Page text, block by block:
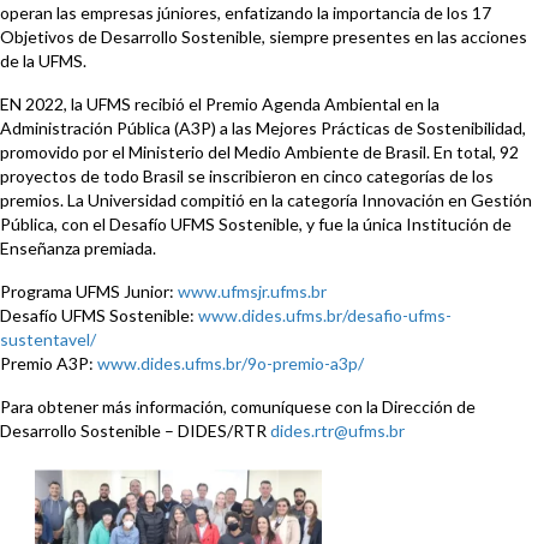
operan las empresas júniores, enfatizando la importancia de los 17
Objetivos de Desarrollo Sostenible, siempre presentes en las acciones
de la UFMS.
EN 2022, la UFMS recibió el Premio Agenda Ambiental en la
Administración Pública (A3P) a las Mejores Prácticas de Sostenibilidad,
promovido por el Ministerio del Medio Ambiente de Brasil. En total, 92
proyectos de todo Brasil se inscribieron en cinco categorías de los
premios. La Universidad compitió en la categoría Innovación en Gestión
Pública, con el Desafío UFMS Sostenible, y fue la única Institución de
Enseñanza premiada.
Programa UFMS Junior: www.ufmsjr.ufms.br
Desafío UFMS Sostenible: www.dides.ufms.br/desafio-ufms-
sustentavel/
Premio A3P: www.dides.ufms.br/9o-premio-a3p/
Para obtener más información, comuníquese con la Dirección de
Desarrollo Sostenible – DIDES/RTR dides.rtr@ufms.br